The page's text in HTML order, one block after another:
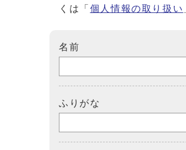
くは「 個人情報の取り扱い
名前
ふりがな